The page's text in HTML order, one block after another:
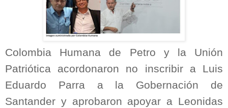
Colombia Humana de Petro y la Unión
Patriótica acordonaron no inscribir a Luis
Eduardo Parra a la Gobernación de
Santander y aprobaron apoyar a Leonidas